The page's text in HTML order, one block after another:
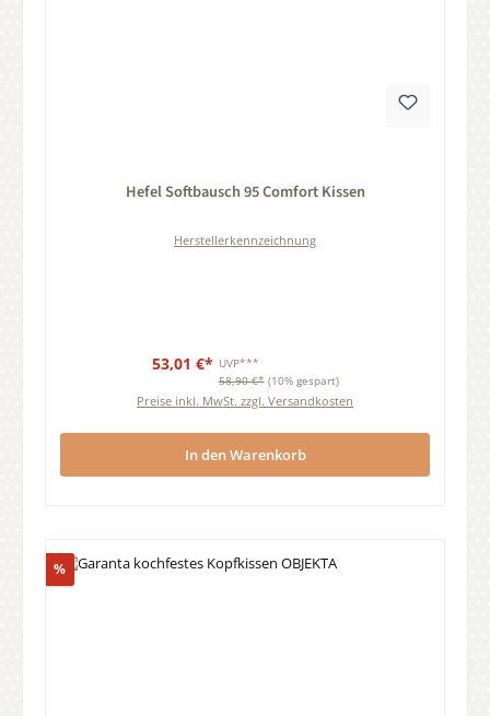
Hefel Softbausch 95 Comfort Kissen
Herstellerkennzeichnung
53,01 €* UVP***
58,90 €* (10% gespart)
Preise inkl. MwSt. zzgl. Versandkosten
In den Warenkorb
%Rabatt